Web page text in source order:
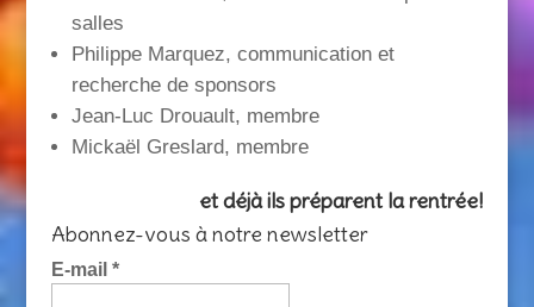
salles
Philippe Marquez, communication et
recherche de sponsors
Jean-Luc Drouault, membre
Mickaël Greslard, membre
et déjà ils préparent la rentrée!
Abonnez-vous à notre newsletter
E-mail *